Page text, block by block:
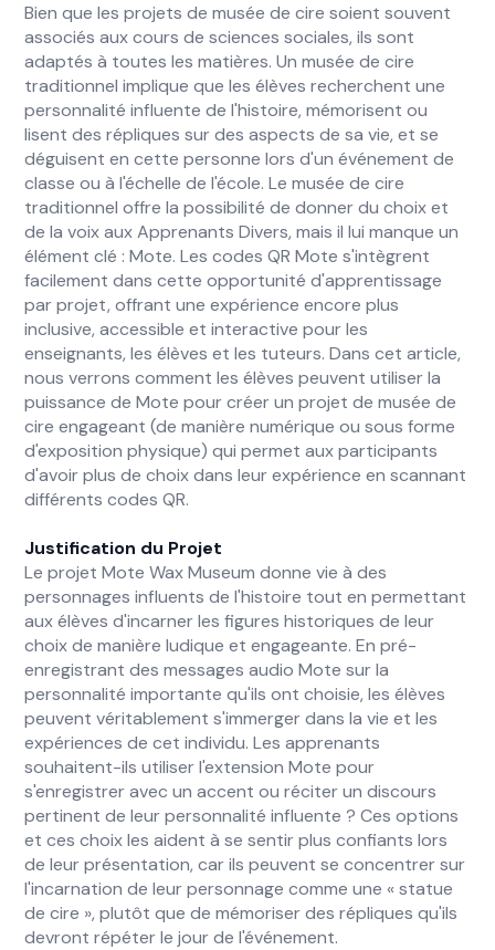
Bien que les projets de musée de cire soient souvent
associés aux cours de sciences sociales, ils sont
adaptés à toutes les matières. Un musée de cire
traditionnel implique que les élèves recherchent une
personnalité influente de l'histoire, mémorisent ou
lisent des répliques sur des aspects de sa vie, et se
déguisent en cette personne lors d'un événement de
classe ou à l'échelle de l'école. Le musée de cire
traditionnel offre la possibilité de donner du choix et
de la voix aux Apprenants Divers, mais il lui manque un
élément clé : Mote. Les codes QR Mote s'intègrent
facilement dans cette opportunité d'apprentissage
par projet, offrant une expérience encore plus
inclusive, accessible et interactive pour les
enseignants, les élèves et les tuteurs. Dans cet article,
nous verrons comment les élèves peuvent utiliser la
puissance de Mote pour créer un projet de musée de
cire engageant (de manière numérique ou sous forme
d'exposition physique) qui permet aux participants
d'avoir plus de choix dans leur expérience en scannant
différents codes QR.
Justification du Projet
Le projet Mote Wax Museum donne vie à des
personnages influents de l'histoire tout en permettant
aux élèves d'incarner les figures historiques de leur
choix de manière ludique et engageante. En pré-
enregistrant des messages audio Mote sur la
personnalité importante qu'ils ont choisie, les élèves
peuvent véritablement s'immerger dans la vie et les
expériences de cet individu. Les apprenants
souhaitent-ils utiliser l'extension Mote pour
s'enregistrer avec un accent ou réciter un discours
pertinent de leur personnalité influente ? Ces options
et ces choix les aident à se sentir plus confiants lors
de leur présentation, car ils peuvent se concentrer sur
l'incarnation de leur personnage comme une « statue
de cire », plutôt que de mémoriser des répliques qu'ils
devront répéter le jour de l'événement.